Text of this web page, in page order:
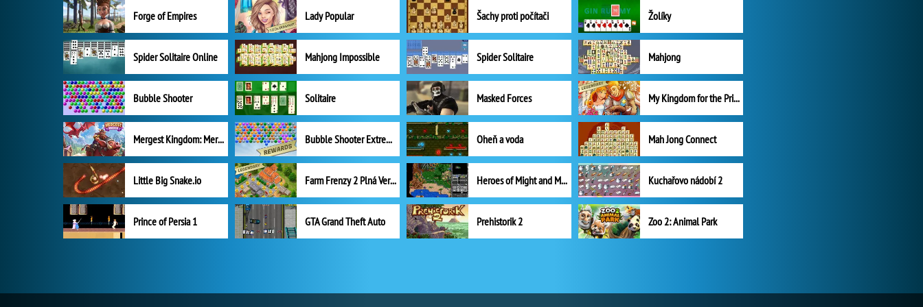
Forge of Empires Lady Popular Šachy proti počítači Žolíky
Spider Solitaire Online Mahjong Impossible Spider Solitaire Mahjong
Bubble Shooter Solitaire Masked Forces My Kingdom for the Princess Plná verze
Mergest Kingdom: Merge Puzzle Bubble Shooter Extreme Oheň a voda Mah Jong Connect
Little Big Snake.io Farm Frenzy 2 Plná Verze Heroes of Might and Magic II Kuchařovo nádobí 2
Prince of Persia 1 GTA Grand Theft Auto Prehistorik 2 Zoo 2: Animal Park